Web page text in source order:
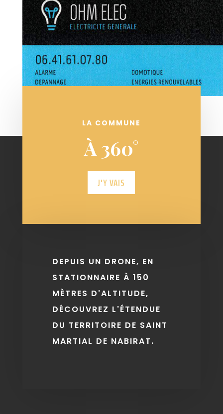
LA COMMUNE
À 360°
J'Y VAIS
DEPUIS UN DRONE, EN
STATIONNAIRE À 150
MÈTRES D'ALTITUDE,
DÉCOUVREZ L'ÉTENDUE
DU TERRITOIRE DE SAINT
MARTIAL DE NABIRAT.